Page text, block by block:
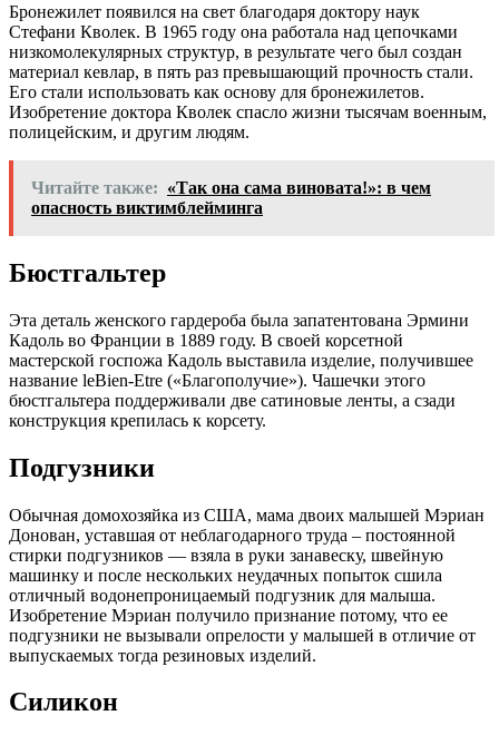
Бронежилет появился на свет благодаря доктору наук
Стефани Кволек. В 1965 году она работала над цепочками
низкомолекулярных структур, в результате чего был создан
материал кевлар, в пять раз превышающий прочность стали.
Его стали использовать как основу для бронежилетов.
Изобретение доктора Кволек спасло жизни тысячам военным,
полицейским, и другим людям.
Читайте также: «Так она сама виновата!»: в чем
опасность виктимблейминга
Бюстгальтер
Эта деталь женского гардероба была запатентована Эрмини
Кадоль во Франции в 1889 году. В своей корсетной
мастерской госпожа Кадоль выставила изделие, получившее
название leBien-Etre («Благополучие»). Чашечки этого
бюстгальтера поддерживали две сатиновые ленты, а сзади
конструкция крепилась к корсету.
Подгузники
Обычная домохозяйка из США, мама двоих малышей Мэриан
Донован, уставшая от неблагодарного труда – постоянной
стирки подгузников — взяла в руки занавеску, швейную
машинку и после нескольких неудачных попыток сшила
отличный водонепроницаемый подгузник для малыша.
Изобретение Мэриан получило признание потому, что ее
подгузники не вызывали опрелости у малышей в отличие от
выпускаемых тогда резиновых изделий.
Силикон